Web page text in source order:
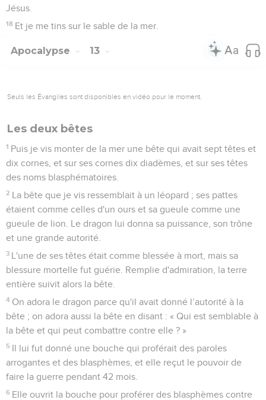
Jésus.
18 Et je me tins sur le sable de la mer.
Apocalypse 13
Seuls les Évangiles sont disponibles en vidéo pour le moment.
Les deux bêtes
1 Puis je vis monter de la mer une bête qui avait sept têtes et
dix cornes, et sur ses cornes dix diadèmes, et sur ses têtes
des noms blasphématoires.
2 La bête que je vis ressemblait à un léopard ; ses pattes
étaient comme celles d'un ours et sa gueule comme une
gueule de lion. Le dragon lui donna sa puissance, son trône
et une grande autorité.
3 L'une de ses têtes était comme blessée à mort, mais sa
blessure mortelle fut guérie. Remplie d'admiration, la terre
entière suivit alors la bête.
4 On adora le dragon parce qu'il avait donné l’autorité à la
bête ; on adora aussi la bête en disant : « Qui est semblable à
la bête et qui peut combattre contre elle ? »
5 Il lui fut donné une bouche qui proférait des paroles
arrogantes et des blasphèmes, et elle reçut le pouvoir de
faire la guerre pendant 42 mois.
6 Elle ouvrit la bouche pour proférer des blasphèmes contre